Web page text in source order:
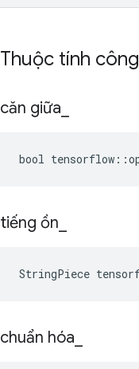
Thuộc tính
căn giữa
bool
tiếng ồn
StringPiece
chuẩn hóa